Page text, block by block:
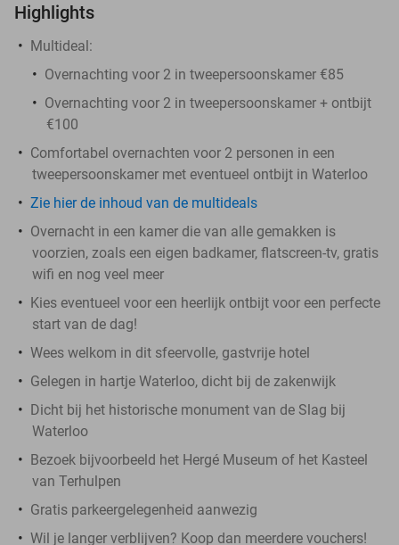
Highlights
Multideal:
Overnachting voor 2 in tweepersoonskamer €85
Overnachting voor 2 in tweepersoonskamer + ontbijt
€100
Comfortabel overnachten voor 2 personen in een
tweepersoonskamer met eventueel ontbijt in Waterloo
Zie hier de inhoud van de multideals
Overnacht in een kamer die van alle gemakken is
voorzien, zoals een eigen badkamer, flatscreen-tv, gratis
wifi en nog veel meer
Kies eventueel voor een heerlijk ontbijt voor een perfecte
start van de dag!
Wees welkom in dit sfeervolle, gastvrije hotel
Gelegen in hartje Waterloo, dicht bij de zakenwijk
Dicht bij het historische monument van de Slag bij
Waterloo
Bezoek bijvoorbeeld het Hergé Museum of het Kasteel
van Terhulpen
Gratis parkeergelegenheid aanwezig
Wil je langer verblijven? Koop dan meerdere vouchers!